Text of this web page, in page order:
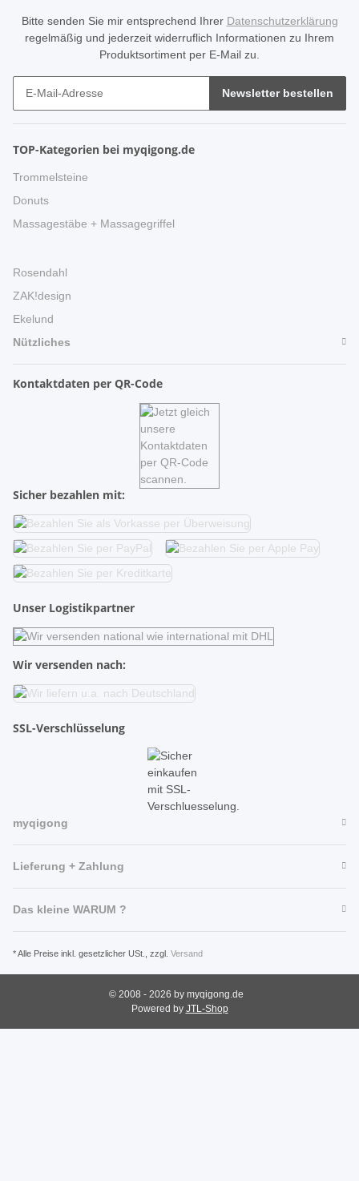
Bitte senden Sie mir entsprechend Ihrer Datenschutzerklärung
regelmäßig und jederzeit widerruflich Informationen zu Ihrem
Produktsortiment per E-Mail zu.
Newsletter bestellen
TOP-Kategorien bei myqigong.de
Trommelsteine
Donuts
Massagestäbe + Massagegriffel
Rosendahl
ZAK!design
Ekelund
Nützliches
Kontaktdaten per QR-Code
Sicher bezahlen mit:
Unser Logistikpartner
Wir versenden nach:
SSL-Verschlüsselung
myqigong
Lieferung + Zahlung
Das kleine WARUM ?
* Alle Preise inkl. gesetzlicher USt., zzgl. Versand
© 2008 - 2026 by myqigong.de
Powered by JTL-Shop